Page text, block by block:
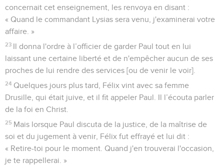
concernait cet enseignement, les renvoya en disant :
« Quand le commandant Lysias sera venu, j'examinerai votre
affaire. »
23 Il donna l'ordre à l’officier de garder Paul tout en lui
laissant une certaine liberté et de n'empêcher aucun de ses
proches de lui rendre des services [ou de venir le voir].
24 Quelques jours plus tard, Félix vint avec sa femme
Drusille, qui était juive, et il fit appeler Paul. Il l’écouta parler
de la foi en Christ.
25 Mais lorsque Paul discuta de la justice, de la maîtrise de
soi et du jugement à venir, Félix fut effrayé et lui dit :
« Retire-toi pour le moment. Quand j'en trouverai l'occasion,
je te rappellerai. »